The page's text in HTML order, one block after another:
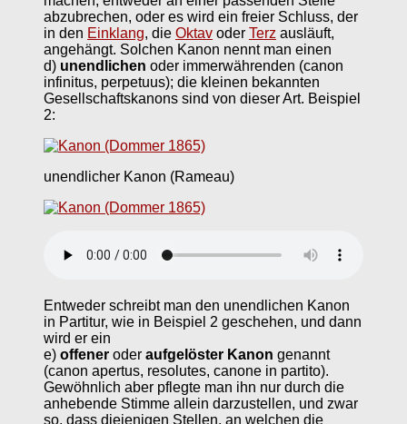
abzubrechen, oder es wird ein freier Schluss, der
in den Einklang, die Oktav oder Terz ausläuft,
angehängt. Solchen Kanon nennt man einen
d) unendlichen oder immerwährenden (canon
infinitus, perpetuus); die kleinen bekannten
Gesellschaftskanons sind von dieser Art. Beispiel
2:
unendlicher Kanon (Rameau)
Entweder schreibt man den unendlichen Kanon
in Partitur, wie in Beispiel 2 geschehen, und dann
wird er ein
e) offener oder aufgelöster Kanon genannt
(canon apertus, resolutes, canone in partito).
Gewöhnlich aber pflegte man ihn nur durch die
anhebende Stimme allein darzustellen, und zwar
so, dass diejenigen Stellen, an welchen die